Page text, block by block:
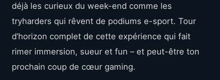
déjà les curieux du week-end comme les
tryharders qui rêvent de podiums e-sport. Tour
d’horizon complet de cette expérience qui fait
rimer immersion, sueur et fun – et peut-être ton
prochain coup de cœur gaming.